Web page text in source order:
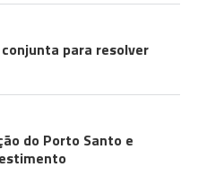
para resolver
do Porto Santo e